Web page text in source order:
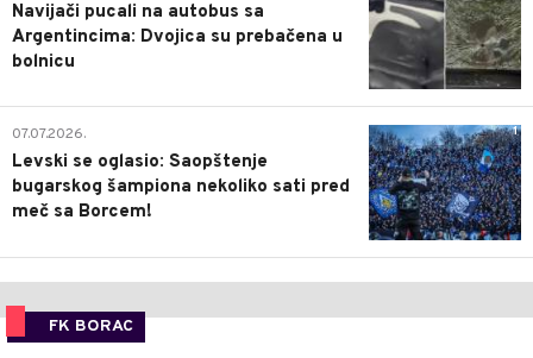
Navijači pucali na autobus sa
Argentincima: Dvojica su prebačena u
bolnicu
1
07.07.2026.
Levski se oglasio: Saopštenje
bugarskog šampiona nekoliko sati pred
meč sa Borcem!
FK BORAC